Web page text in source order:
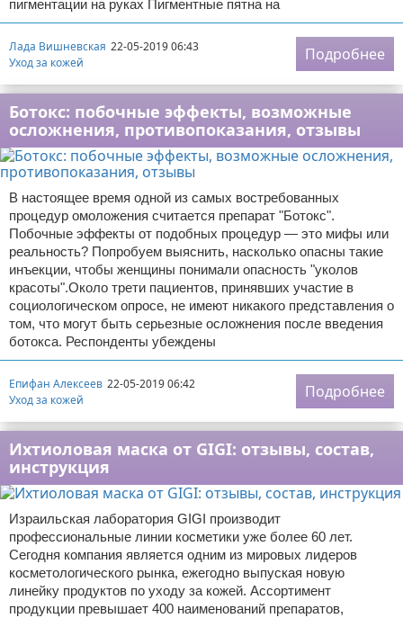
пигментации на руках Пигментные пятна на
Лада Вишневская 22-05-2019 06:43
Уход за кожей
Подробнее
Ботокс: побочные эффекты, возможные
осложнения, противопоказания, отзывы
В настоящее время одной из самых востребованных
процедур омоложения считается препарат "Ботокс".
Побочные эффекты от подобных процедур — это мифы или
реальность? Попробуем выяснить, насколько опасны такие
инъекции, чтобы женщины понимали опасность "уколов
красоты".Около трети пациентов, принявших участие в
социологическом опросе, не имеют никакого представления о
том, что могут быть серьезные осложнения после введения
ботокса. Респонденты убеждены
Епифан Алексеев 22-05-2019 06:42
Уход за кожей
Подробнее
Ихтиоловая маска от GIGI: отзывы, состав,
инструкция
Израильская лаборатория GIGI производит
профессиональные линии косметики уже более 60 лет.
Сегодня компания является одним из мировых лидеров
косметологического рынка, ежегодно выпуская новую
линейку продуктов по уходу за кожей. Ассортимент
продукции превышает 400 наименований препаратов,